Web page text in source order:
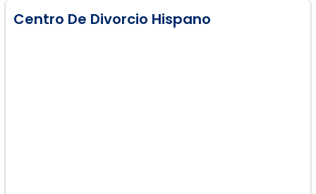
Centro De Divorcio Hispano